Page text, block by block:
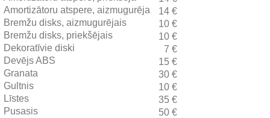
Amortizātoru atspere, aizmugurēja
14 €
Bremžu disks, aizmugurējais
10 €
Bremžu disks, priekšējais
10 €
Dekoratīvie diski
7 €
Devējs ABS
15 €
Granata
30 €
Gultnis
10 €
Līstes
35 €
Pusasis
50 €